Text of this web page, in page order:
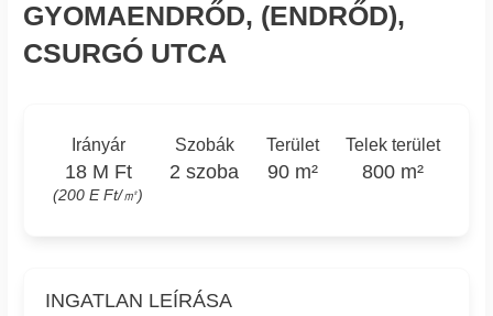
GYOMAENDRŐD, (ENDRŐD),
CSURGÓ UTCA
Irányár
18 M Ft
(200 E Ft/㎡)
Szobák
2 szoba
Terület
90 m²
Telek terület
800 m²
INGATLAN LEÍRÁSA